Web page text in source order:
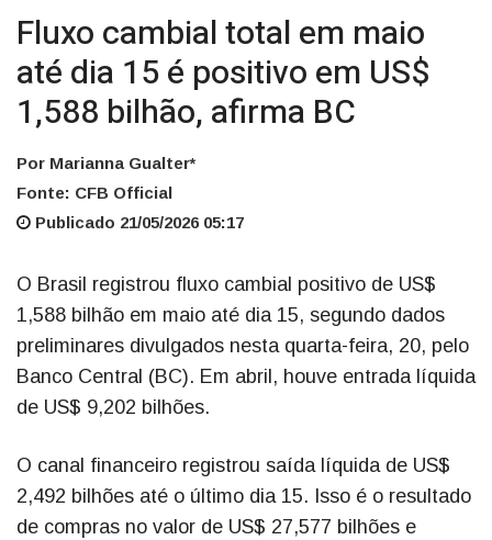
Fluxo cambial total em maio
até dia 15 é positivo em US$
1,588 bilhão, afirma BC
Por Marianna Gualter*
Fonte: CFB Official
Publicado 21/05/2026 05:17
O Brasil registrou fluxo cambial positivo de US$
1,588 bilhão em maio até dia 15, segundo dados
preliminares divulgados nesta quarta-feira, 20, pelo
Banco Central (BC). Em abril, houve entrada líquida
de US$ 9,202 bilhões.
O canal financeiro registrou saída líquida de US$
2,492 bilhões até o último dia 15. Isso é o resultado
de compras no valor de US$ 27,577 bilhões e